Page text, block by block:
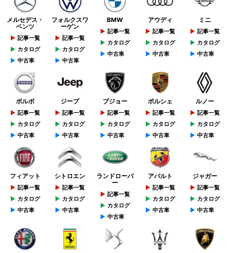
メルセデス・
ベンツ
記事一覧
カタログ
中古車
フォルクスワ
ーゲン
記事一覧
カタログ
中古車
BMW
記事一覧
カタログ
中古車
アウディ
記事一覧
カタログ
中古車
ミニ
記事一覧
カタログ
中古車
ボルボ
記事一覧
カタログ
中古車
ジープ
記事一覧
カタログ
中古車
プジョー
記事一覧
カタログ
中古車
ポルシェ
記事一覧
カタログ
中古車
ルノー
記事一覧
カタログ
中古車
フィアット
記事一覧
カタログ
中古車
シトロエン
記事一覧
カタログ
中古車
ランドローバ
ー
記事一覧
カタログ
中古車
アバルト
記事一覧
カタログ
中古車
ジャガー
記事一覧
カタログ
中古車